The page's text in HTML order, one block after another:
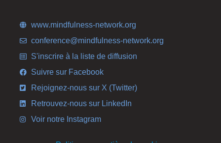
www.mindfulness-network.org
conference@mindfulness-network.org
S'inscrire à la liste de diffusion
Suivre sur Facebook
Rejoignez-nous sur X (Twitter)
Retrouvez-nous sur LinkedIn
Voir notre Instagram